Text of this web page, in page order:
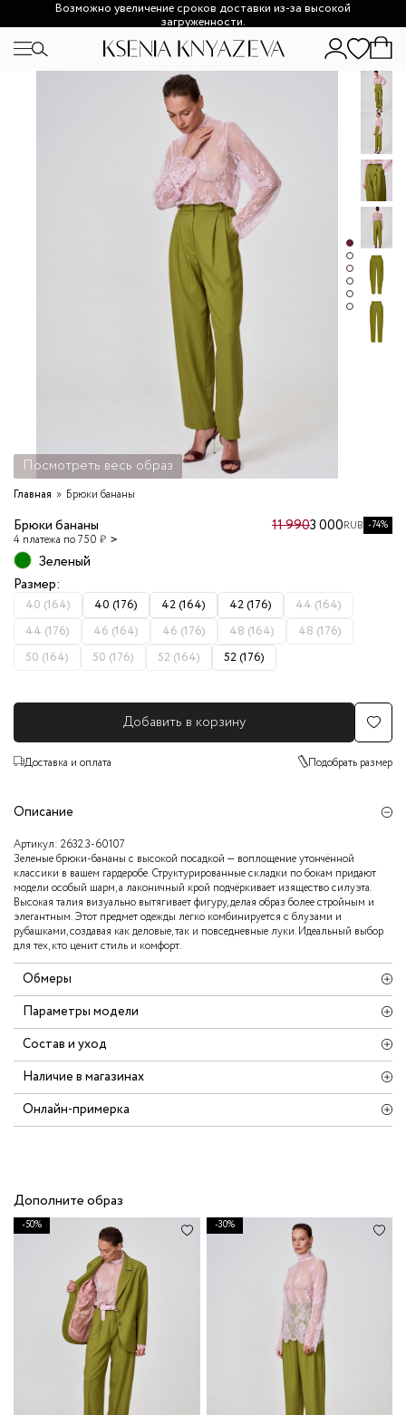
Возможно увеличение сроков доставки из-за высокой
загруженности.
Посмотреть весь образ
Главная Брюки бананы
Брюки бананы
4 платежа по 750 ₽
11 9903 000RUB -74%
Зеленый
Размер:
40 (164) 40 (176) 42 (164) 42 (176)
44 (164)
44 (176)
46 (164) 46 (176) 48 (164)
48 (176)
50 (164)
50 (176) 52 (164) 52 (176)
Добавить в корзину
Доставка и оплата Подобрать размер
Описание
Артикул: 2632.3-60107
Зеленые брюки-бананы с высокой посадкой — воплощение утончённой
классики в вашем гардеробе. Структурированные складки по бокам придают
модели особый шарм, а лаконичный крой подчёркивает изящество силуэта.
Высокая талия визуально вытягивает фигуру, делая образ более стройным и
элегантным. Этот предмет одежды легко комбинируется с блузами и
рубашками, создавая как деловые, так и повседневные луки. Идеальный выбор
для тех, кто ценит стиль и комфорт.
Обмеры
Параметры модели
Состав и уход
Наличие в магазинах
Онлайн-примерка
Дополните образ
-50% -30%